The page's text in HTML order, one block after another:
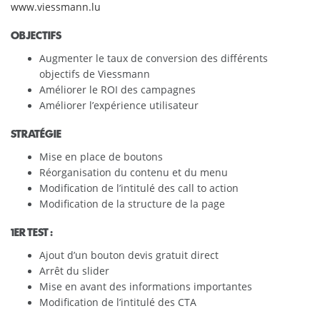
www.viessmann.lu
OBJECTIFS
Augmenter le taux de conversion des différents
objectifs de Viessmann
Améliorer le ROI des campagnes
Améliorer l’expérience utilisateur
STRATÉGIE
Mise en place de boutons
Réorganisation du contenu et du menu
Modification de l’intitulé des call to action
Modification de la structure de la page
1ER TEST :
Ajout d’un bouton devis gratuit direct
Arrêt du slider
Mise en avant des informations importantes
Modification de l’intitulé des CTA